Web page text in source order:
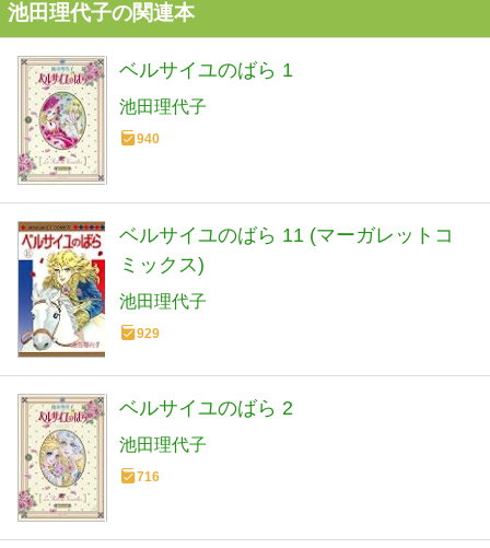
池田理代子の関連本
ベルサイユのばら 1
池田理代子
940
ベルサイユのばら 11 (マーガレットコ
ミックス)
池田理代子
929
ベルサイユのばら 2
池田理代子
716